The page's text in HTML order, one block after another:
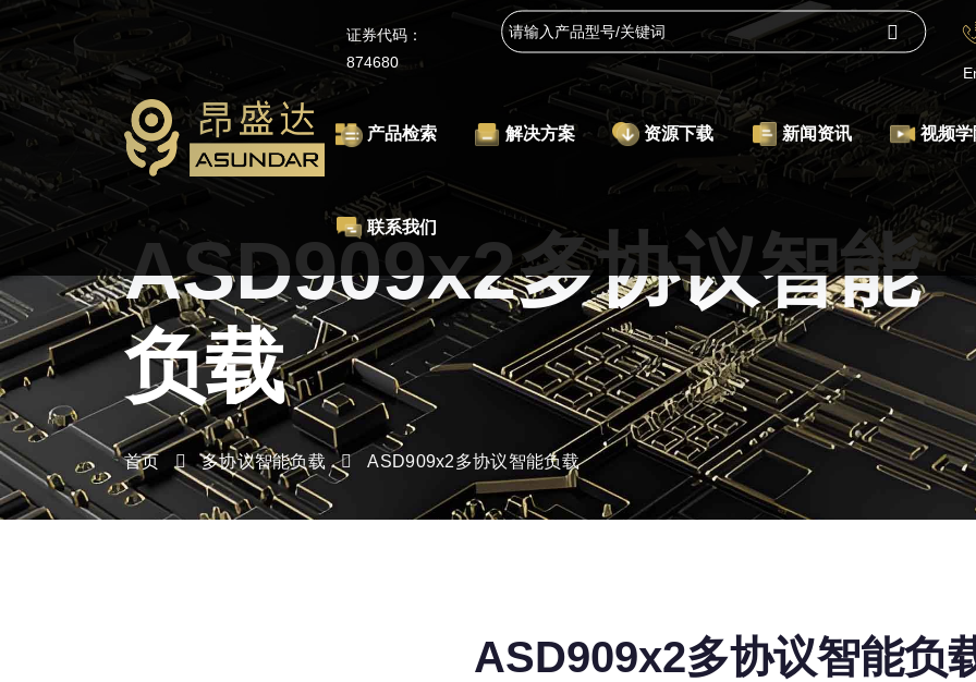
证券代码：
874680
产品检索 解决方案 资源下载 新闻资讯 视频学
联系我们
ASD909x2多协议智能
负载
首页 多协议智能负载 ASD909x2多协议智能负载
ASD909x2多协议智能负